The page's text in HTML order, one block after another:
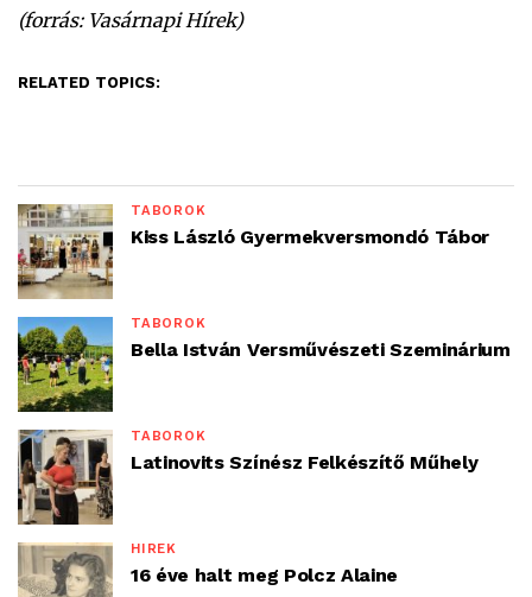
(forrás: Vasárnapi Hírek)
RELATED TOPICS:
TÁBOROK
Kiss László Gyermekversmondó Tábor
TÁBOROK
Bella István Versművészeti Szeminárium
TÁBOROK
Latinovits Színész Felkészítő Műhely
HÍREK
16 éve halt meg Polcz Alaine